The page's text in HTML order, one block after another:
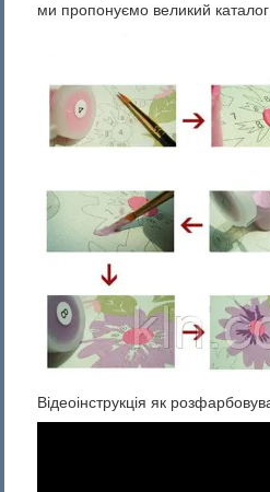
ми пропонуємо великий
Відеоінструкція як